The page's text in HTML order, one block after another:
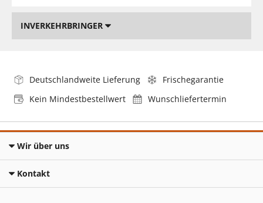
INVERKEHRBRINGER
Deutschlandweite Lieferung
Frischegarantie
Kein Mindestbestellwert
Wunschliefertermin
Wir über uns
Kontakt